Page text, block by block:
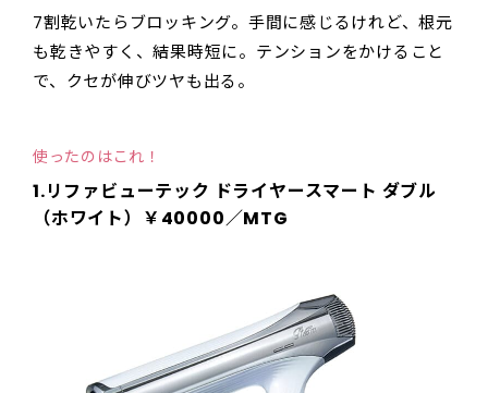
7割乾いたらブロッキング。手間に感じるけれど、根元
も乾きやすく、結果時短に。テンションをかけること
で、クセが伸びツヤも出る。
使ったのはこれ！
1.リファビューテック ドライヤースマート ダブル
（ホワイト）￥40000／MTG